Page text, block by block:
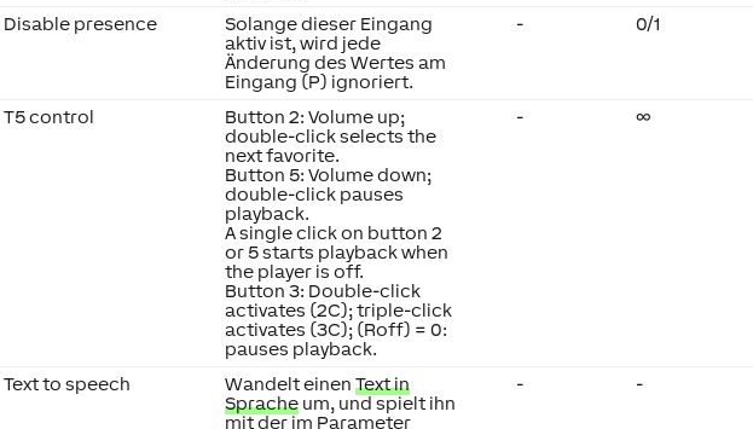
Disable presence
Solange dieser Eingang
aktiv ist, wird jede
Änderung des Wertes am
Eingang (P) ignoriert.
- 0/1
T5 control
Button 2: Volume up;
double-click selects the
next favorite.
Button 5: Volume down;
double-click pauses
playback.
A single click on button 2
or 5 starts playback when
the player is off.
Button 3: Double-click
activates (2C); triple-click
activates (3C); (Roff) = 0:
pauses playback.
- ∞
Text to speech Wandelt einenText in
Sprache um, und spielt ihn
mit der im Parameter
- -